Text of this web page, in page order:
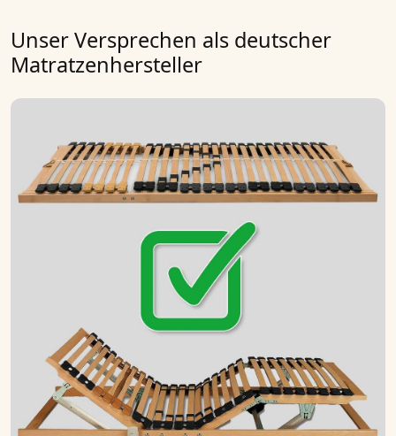
Unser Versprechen als deutscher
Matratzenhersteller